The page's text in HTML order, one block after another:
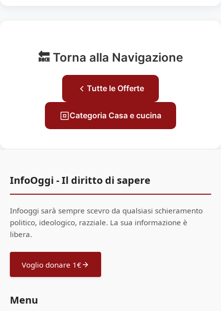
🔙 Torna alla Navigazione
Tutte le Offerte
Categoria Casa e cucina
InfoOggi - Il diritto di sapere
Infooggi sarà sempre scevro da qualsiasi schieramento
politico, ideologico, razziale. La sua informazione è
libera.
Voglio donare 1€
Menu